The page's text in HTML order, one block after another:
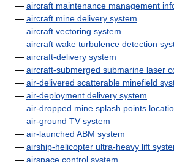
— aircraft maintenance management
— aircraft mine delivery system
— aircraft vectoring system
— aircraft wake turbulence detection
— aircraft-delivery system
— aircraft-submerged submarine laser
— air-delivered scatterable minefield
— air-deployment delivery system
— air-dropped mine splash points
— air-ground TV system
— air-launched ABM system
— airship-helicopter ultra-heavy lift
— airspace control system